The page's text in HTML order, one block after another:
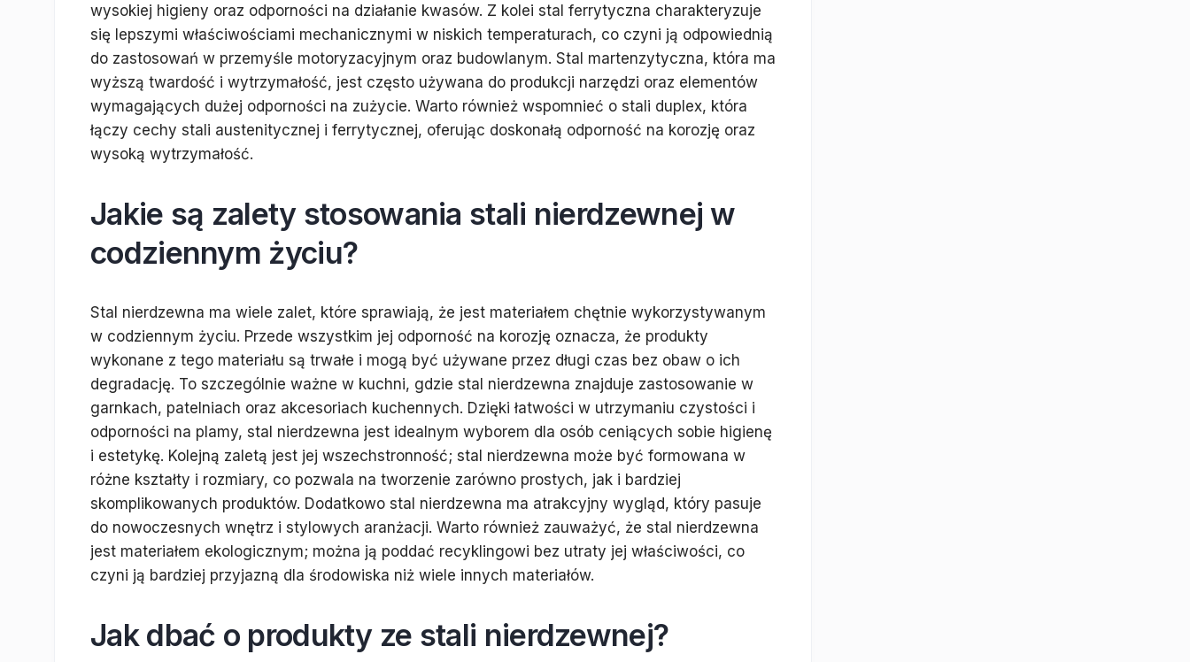
wysokiej higieny oraz odporności na działanie kwasów. Z kolei stal ferrytyczna charakteryzuje
się lepszymi właściwościami mechanicznymi w niskich temperaturach, co czyni ją odpowiednią
do zastosowań w przemyśle motoryzacyjnym oraz budowlanym. Stal martenzytyczna, która ma
wyższą twardość i wytrzymałość, jest często używana do produkcji narzędzi oraz elementów
wymagających dużej odporności na zużycie. Warto również wspomnieć o stali duplex, która
łączy cechy stali austenitycznej i ferrytycznej, oferując doskonałą odporność na korozję oraz
wysoką wytrzymałość.
Jakie są zalety stosowania stali nierdzewnej w
codziennym życiu?
Stal nierdzewna ma wiele zalet, które sprawiają, że jest materiałem chętnie wykorzystywanym
w codziennym życiu. Przede wszystkim jej odporność na korozję oznacza, że produkty
wykonane z tego materiału są trwałe i mogą być używane przez długi czas bez obaw o ich
degradację. To szczególnie ważne w kuchni, gdzie stal nierdzewna znajduje zastosowanie w
garnkach, patelniach oraz akcesoriach kuchennych. Dzięki łatwości w utrzymaniu czystości i
odporności na plamy, stal nierdzewna jest idealnym wyborem dla osób ceniących sobie higienę
i estetykę. Kolejną zaletą jest jej wszechstronność; stal nierdzewna może być formowana w
różne kształty i rozmiary, co pozwala na tworzenie zarówno prostych, jak i bardziej
skomplikowanych produktów. Dodatkowo stal nierdzewna ma atrakcyjny wygląd, który pasuje
do nowoczesnych wnętrz i stylowych aranżacji. Warto również zauważyć, że stal nierdzewna
jest materiałem ekologicznym; można ją poddać recyklingowi bez utraty jej właściwości, co
czyni ją bardziej przyjazną dla środowiska niż wiele innych materiałów.
Jak dbać o produkty ze stali nierdzewnej?